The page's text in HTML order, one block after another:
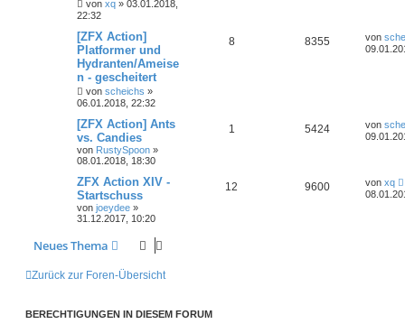
von xq » 03.01.2018,
22:32
[ZFX Action]
Platformer und
Hydranten/Ameise
n - gescheitert
von scheichs »
06.01.2018, 22:32
8 8355 von
[ZFX Action] Ants
vs. Candies
von RustySpoon »
08.01.2018, 18:30
1 5424 von
ZFX Action XIV -
Startschuss
von joeydee »
31.12.2017, 10:20
12 9600 von xq
Neues Thema
Zurück zur Foren-Übersicht
BERECHTIGUNGEN IN DIESEM FORUM